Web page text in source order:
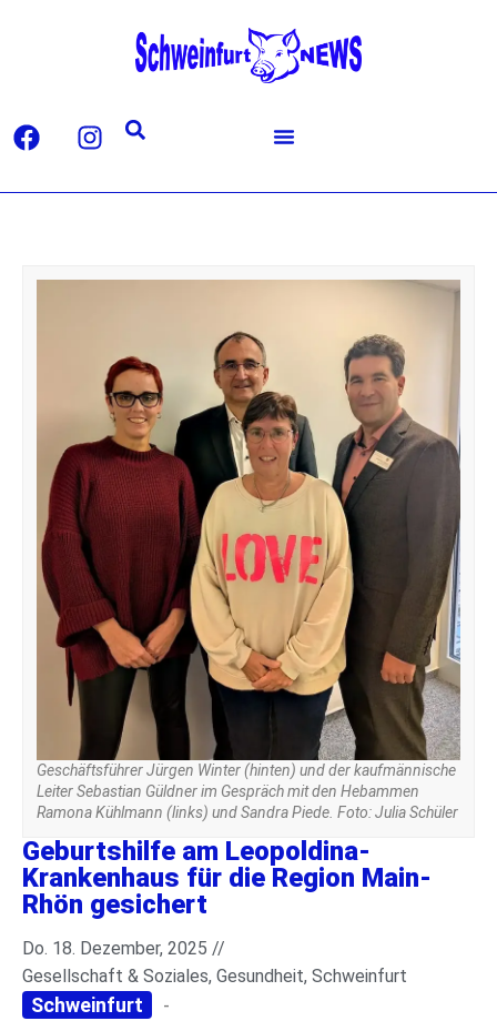
Geschäftsführer Jürgen Winter (hinten) und der kaufmännische
Leiter Sebastian Güldner im Gespräch mit den Hebammen
Ramona Kühlmann (links) und Sandra Piede. Foto: Julia Schüler
Geburtshilfe am Leopoldina-
Krankenhaus für die Region Main-
Rhön gesichert
Do. 18. Dezember, 2025 //
Gesellschaft & Soziales, Gesundheit, Schweinfurt
Schweinfurt
-